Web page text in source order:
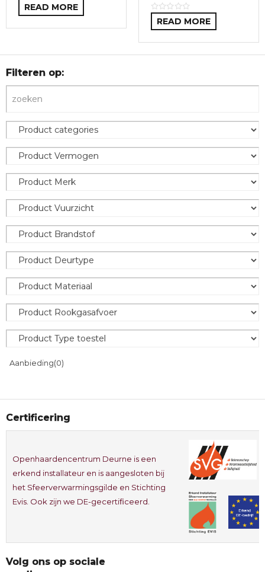
READ MORE
READ MORE
Filteren op:
Aanbieding(0)
Certificering
Openhaardencentrum Deurne is een
erkend installateur en is aangesloten bij
het Sfeerverwarmingsgilde en Stichting
Evis. Ook zijn we DE-gecertificeerd.
Volg ons op sociale